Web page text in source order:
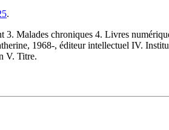
.
Malades chroniques 4. Livres
1968-, éditeur intellectuel IV.
V. Titre.